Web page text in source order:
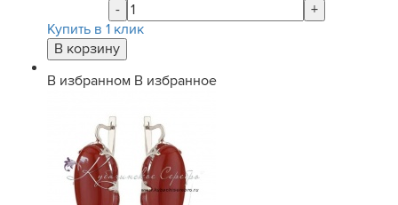
-
+
Купить в 1 клик
В избранном В избранное